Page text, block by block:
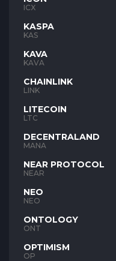
ICX
KASPA
KAS
KAVA
KAVA
CHAINLINK
LINK
LITECOIN
LTC
DECENTRALAND
MANA
NEAR PROTOCOL
NEAR
NEO
NEO
ONTOLOGY
ONT
OPTIMISM
OP